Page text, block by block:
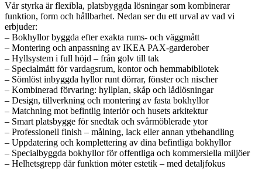
Vår styrka är flexibla, platsbyggda lösningar som kombinerar
funktion, form och hållbarhet. Nedan ser du ett urval av vad vi
erbjuder:
– Bokhyllor byggda efter exakta rums- och väggmått
– Montering och anpassning av IKEA PAX-garderober
– Hyllsystem i full höjd – från golv till tak
– Specialmått för vardagsrum, kontor och hemmabibliotek
– Sömlöst inbyggda hyllor runt dörrar, fönster och nischer
– Kombinerad förvaring: hyllplan, skåp och lådlösningar
– Design, tillverkning och montering av fasta bokhyllor
– Matchning mot befintlig interiör och husets arkitektur
– Smart platsbygge för snedtak och svårmöblerade ytor
– Professionell finish – målning, lack eller annan ytbehandling
– Uppdatering och komplettering av dina befintliga bokhyllor
– Specialbyggda bokhyllor för offentliga och kommersiella miljöer
– Helhetsgrepp där funktion möter estetik – med detaljfokus